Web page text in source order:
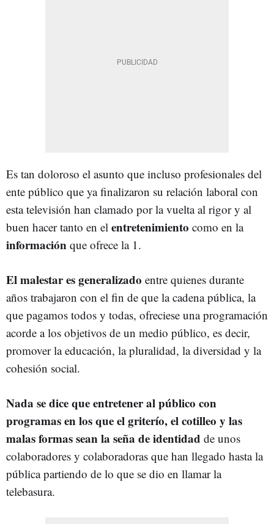
Es tan doloroso el asunto que incluso profesionales del
ente público que ya finalizaron su relación laboral con
esta televisión han clamado por la vuelta al rigor y al
buen hacer tanto en el entretenimiento como en la
información que ofrece la 1.
El malestar es generalizado entre quienes durante
años trabajaron con el fin de que la cadena pública, la
que pagamos todos y todas, ofreciese una programación
acorde a los objetivos de un medio público, es decir,
promover la educación, la pluralidad, la diversidad y la
cohesión social.
Nada se dice que entretener al público con
programas en los que el griterío, el cotilleo y las
malas formas sean la seña de identidad de unos
colaboradores y colaboradoras que han llegado hasta la
pública partiendo de lo que se dio en llamar la
telebasura.